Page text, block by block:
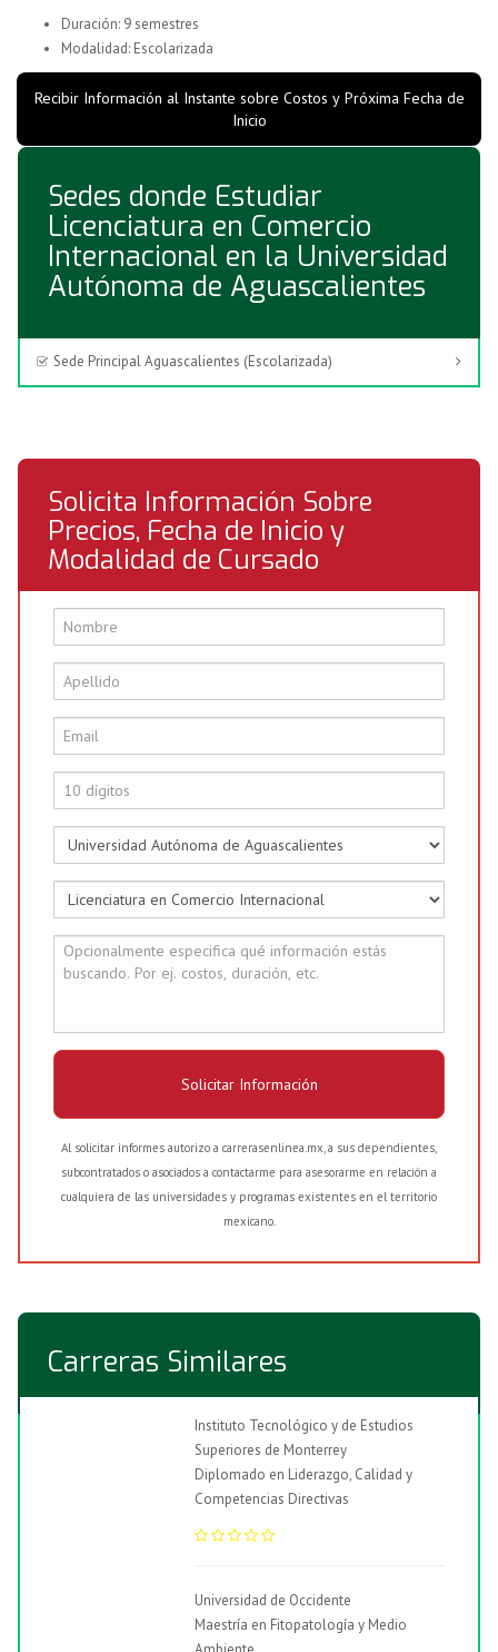
Duración: 9 semestres
Modalidad: Escolarizada
Recibir Información al Instante sobre Costos y Próxima Fecha de
Inicio
Sedes donde Estudiar
Licenciatura en Comercio
Internacional en la Universidad
Autónoma de Aguascalientes
Sede Principal Aguascalientes (Escolarizada)
Solicita Información Sobre
Precios, Fecha de Inicio y
Modalidad de Cursado
Solicitar Información
Al solicitar informes autorizo a carrerasenlinea.mx, a sus dependientes,
subcontratados o asociados a contactarme para asesorarme en relación a
cualquiera de las universidades y programas existentes en el territorio
mexicano.
Carreras Similares
Instituto Tecnológico y de Estudios
Superiores de Monterrey
Diplomado en Liderazgo, Calidad y
Competencias Directivas
Universidad de Occidente
Maestría en Fitopatología y Medio